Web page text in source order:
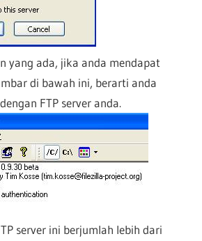
yang ada, jika anda mendapat
di bawah ini, berarti anda
FTP server anda.
server ini berjumlah lebih dari